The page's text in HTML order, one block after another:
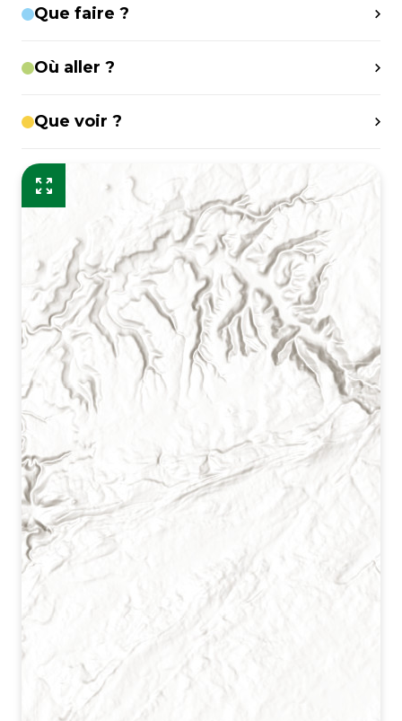
Que faire ?
Où aller ?
Que voir ?